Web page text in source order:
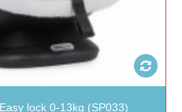
lock 0-13kg (SP033)